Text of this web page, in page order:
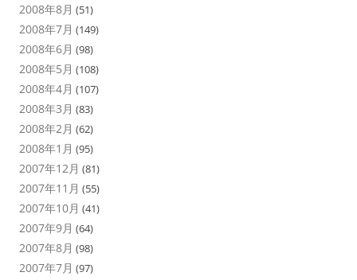
2008年8月 (51)
2008年7月 (149)
2008年6月 (98)
2008年5月 (108)
2008年4月 (107)
2008年3月 (83)
2008年2月 (62)
2008年1月 (95)
2007年12月 (81)
2007年11月 (55)
2007年10月 (41)
2007年9月 (64)
2007年8月 (98)
2007年7月 (97)